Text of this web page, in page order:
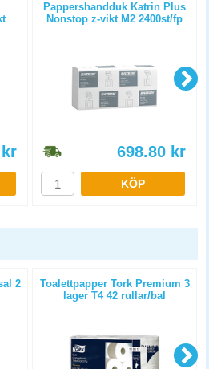
kr
Pappershandduk Katrin Plus
Nonstop z-vikt M2 2400st/fp
698.80 kr
KÖP
2
Toalettpapper Tork Premium 3
lager T4 42 rullar/bal